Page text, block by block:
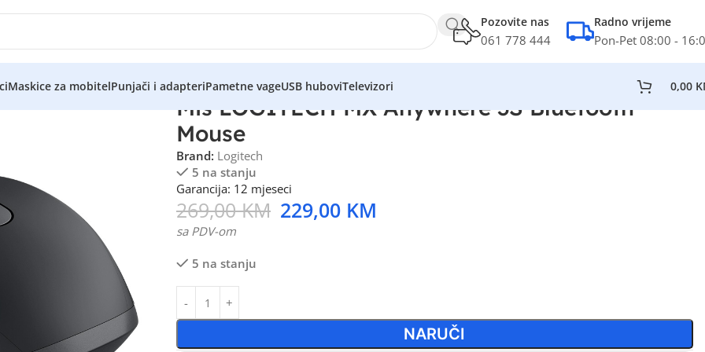
Pozovite nas
061 778 444
Radno vrijeme
Pon-Pet 08:00 -
Maskice za mobitelPunjači i adapteriPametne vageUSB huboviTelevizori 0,00
Miš LOGITECH MX Anywhere 3S Bluetooth
Mouse
Brand: Logitech
5 na stanju
Garancija: 12 mjeseci
269,00KM 229,00 KM
sa PDV-om
5 na stanju
NARUČI